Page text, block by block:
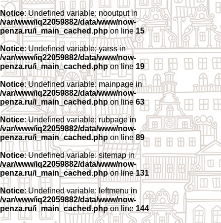
Notice: Undefined variable: nooutput in
/var/www/iq22059882/data/www/now-
penza.ru/i_main_cached.php on line 15
Notice: Undefined variable: yarss in
/var/www/iq22059882/data/www/now-
penza.ru/i_main_cached.phpon line 19
Notice: Undefined variable: mainpage in
/var/www/iq22059882/data/www/now-
penza.ru/i_main_cached.php on line 63
Notice: Undefined variable: rubpage in
/var/www/iq22059882/data/www/now-
penza.ru/i_main_cached.php on line 89
Notice: Undefined variable: sitemap in
/var/www/iq22059882/data/www/now-
penza.ru/i_main_cached.phpon line131
Notice: Undefined variable: leftmenu in
/var/www/iq22059882/data/www/now-
penza.ru/i_main_cached.phpon line 144